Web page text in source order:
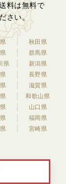
料は無料で
さい。
秋田県
群馬県
県
新潟県
長野県
滋賀県
和歌山県
山口県
福岡県
宮崎県